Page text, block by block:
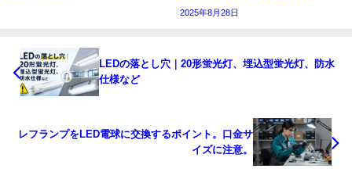
2025年8月28日
LEDの落とし穴｜20形蛍光灯、埋込型蛍光灯、防水
仕様など
レフランプをLED電球に交換するポイント。口金サ
イズに注意。